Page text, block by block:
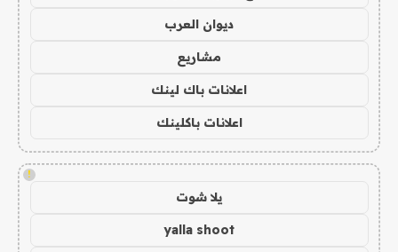
ديوان العرب
مشاريع
اعلانات باك لينك
اعلانات باكلينك
!
يلا شوت
yalla shoot